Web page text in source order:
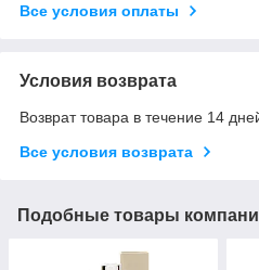
Все условия оплаты
Условия возврата
Возврат товара в течение 14
Все условия возврата
Подобные товары